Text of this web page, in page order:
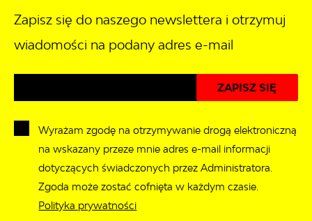
Zapisz się do naszego newslettera i otrzymuj
wiadomości na podany adres e-mail
Wyrażam zgodę na otrzymywanie drogą elektroniczną
na wskazany przeze mnie adres e-mail informacji
dotyczących świadczonych przez Administratora.
Zgoda może zostać cofnięta w każdym czasie.
Polityka prywatności